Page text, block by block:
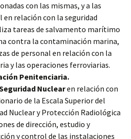
con las mismas, y a las
en relación con la seguridad
tareas de salvamento marítimo
contra la contaminación marina,
de personal en relación con la
y las operaciones ferroviarias.
Penitenciaria.
Nuclearen relación con
de la Escala Superior del
Nuclear y Protección Radiológica
de dirección, estudio y
y control de las instalaciones